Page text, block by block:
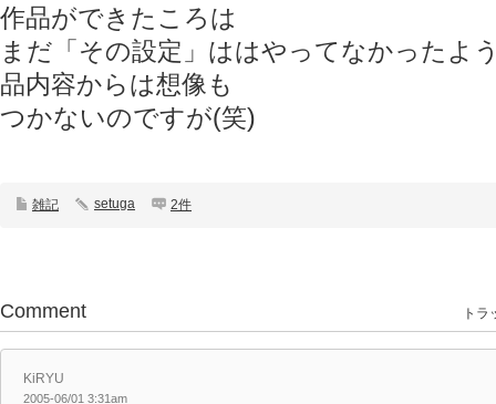
作品ができたころは
まだ「その設定」ははやってなかったよ
品内容からは想像も
つかないのですが(笑)
雑記 setuga 2件
Comment トラ
KiRYU
2005-06/01 3:31am